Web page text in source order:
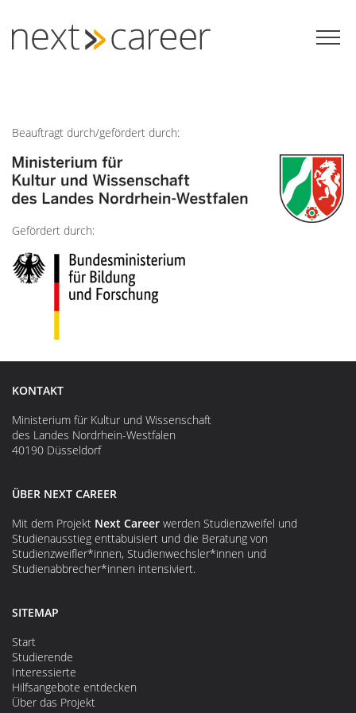
Inhalt
springen
Beauftragt durch/gefördert durch:
Gefördert durch:
KONTAKT
Ministerium für Kultur und Wissenschaft
des Landes Nordrhein-Westfalen
40190 Düsseldorf
ÜBER NEXT CAREER
Mit dem Projekt Next Career werden Studienzweifel und
Studienausstieg enttabuisiert und die Beratung von
Studienzweifler*innen, Studienwechsler*innen und
Studienabbrecher*innen intensiviert.
SITEMAP
Start
Studierende
Interessierte
Hilfsangebote entdecken
Über das Projekt